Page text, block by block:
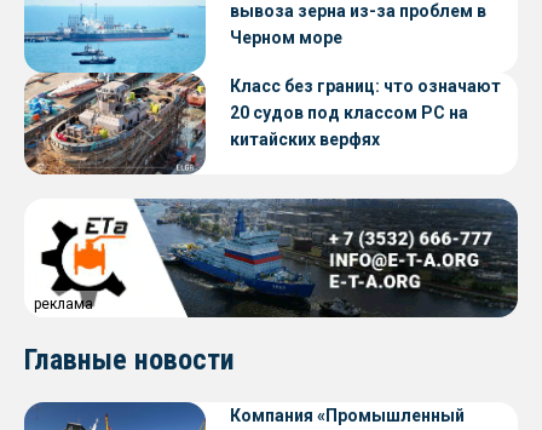
вывоза зерна из-за проблем в
Черном море
Класс без границ: что означают
20 судов под классом РС на
китайских верфях
реклама
Главные новости
Компания «Промышленный